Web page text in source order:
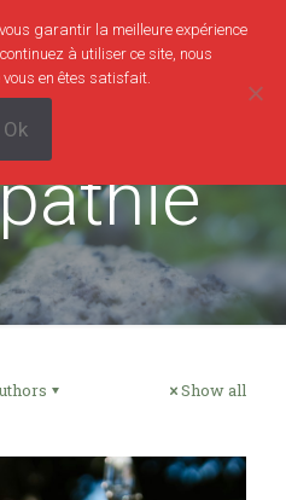
0
0,00€
Show all
garantir la meilleure expérience
à utiliser ce site, nous
en êtes satisfait.
Ok